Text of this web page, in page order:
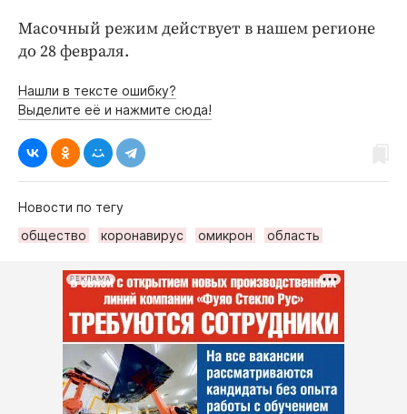
Масочный режим действует в нашем регионе
до 28 февраля.
Нашли в тексте ошибку?
Выделите её и нажмите сюда!
Новости по тегу
общество
коронавирус омикрон область
РЕКЛАМА